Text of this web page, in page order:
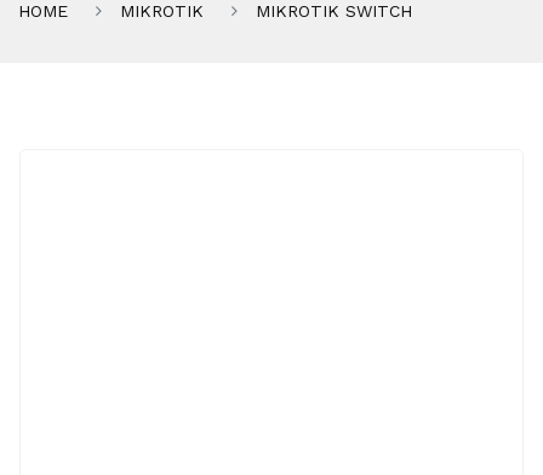
HOME MIKROTIK MIKROTIK SWITCH